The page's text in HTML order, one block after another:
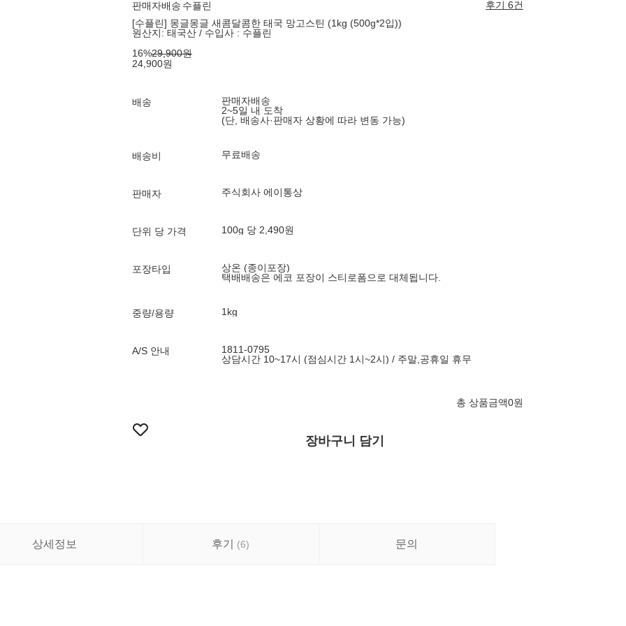
판매자배송 수플린
후기 6건
[수플린] 몽글몽글 새콤달콤한 태국 망고스틴 (1kg (500g*2입))
원산지: 태국산 / 수입사 : 수플린
16%29,900원
24,900원
배송
판매자배송
2~5일 내 도착
(단, 배송사·판매자 상황에 따라 변동 가능)
배송비 무료배송
판매자 주식회사 에이통상
단위 당 가격 100g 당 2,490원
포장타입
상온 (종이포장)
택배배송은 에코 포장이 스티로폼으로 대체됩니다.
중량/용량 1kg
A/S 안내
1811-0795
상담시간 10~17시 (점심시간 1시~2시) / 주말,공휴일 휴무
총 상품금액0원
장바구니 담기
상세정보 후기 (6) 문의